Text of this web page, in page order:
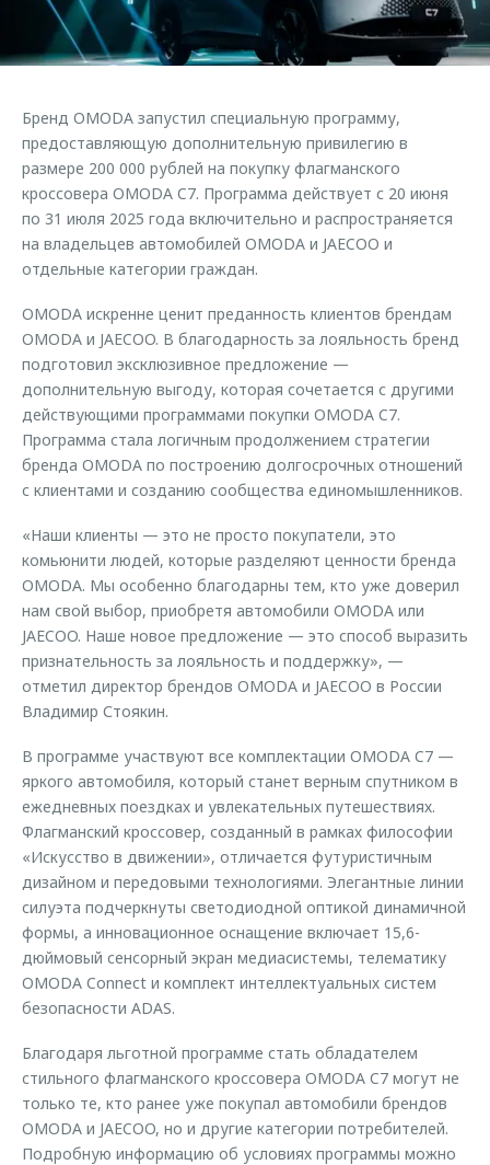
Страхование
Кредитный калькулятор
Одежда и сувениры
Оригинальные аксессуары
Запчасти
Трейд-ин
Клиентская поддержка
O&J Автоклуб
Приложение O&J
Аксессуары
Одежда и сувениры
Оригинальные аксессуары
Обратная связь
Бренд OMODA запустил специальную программу,
предоставляющую дополнительную привилегию в
размере 200 000 рублей на покупку флагманского
кроссовера OMODA C7. Программа действует с 20 июня
по 31 июля 2025 года включительно и распространяется
на владельцев автомобилей OMODA и JAECOO и
отдельные категории граждан.
OMODA искренне ценит преданность клиентов брендам
OMODA и JAECOO. В благодарность за лояльность бренд
подготовил эксклюзивное предложение —
дополнительную выгоду, которая сочетается с другими
действующими программами покупки OMODA C7.
Программа стала логичным продолжением стратегии
бренда OMODA по построению долгосрочных отношений
с клиентами и созданию сообщества единомышленников.
«Наши клиенты — это не просто покупатели, это
комьюнити людей, которые разделяют ценности бренда
OMODA. Мы особенно благодарны тем, кто уже доверил
нам свой выбор, приобретя автомобили OMODA или
JAECOO. Наше новое предложение — это способ выразить
признательность за лояльность и поддержку», —
отметил директор брендов OMODA и JAECOO в России
Владимир Стоякин.
В программе участвуют все комплектации OMODA C7 —
яркого автомобиля, который станет верным спутником в
ежедневных поездках и увлекательных путешествиях.
Флагманский кроссовер, созданный в рамках философии
«Искусство в движении», отличается футуристичным
дизайном и передовыми технологиями. Элегантные линии
силуэта подчеркнуты светодиодной оптикой динамичной
формы, а инновационное оснащение включает 15,6-
дюймовый сенсорный экран медиасистемы, телематику
OMODA Connect и комплект интеллектуальных систем
безопасности ADAS.
Благодаря льготной программе стать обладателем
стильного флагманского кроссовера OMODA C7 могут не
только те, кто ранее уже покупал автомобили брендов
OMODA и JAECOO, но и другие категории потребителей.
Подробную информацию об условиях программы можно